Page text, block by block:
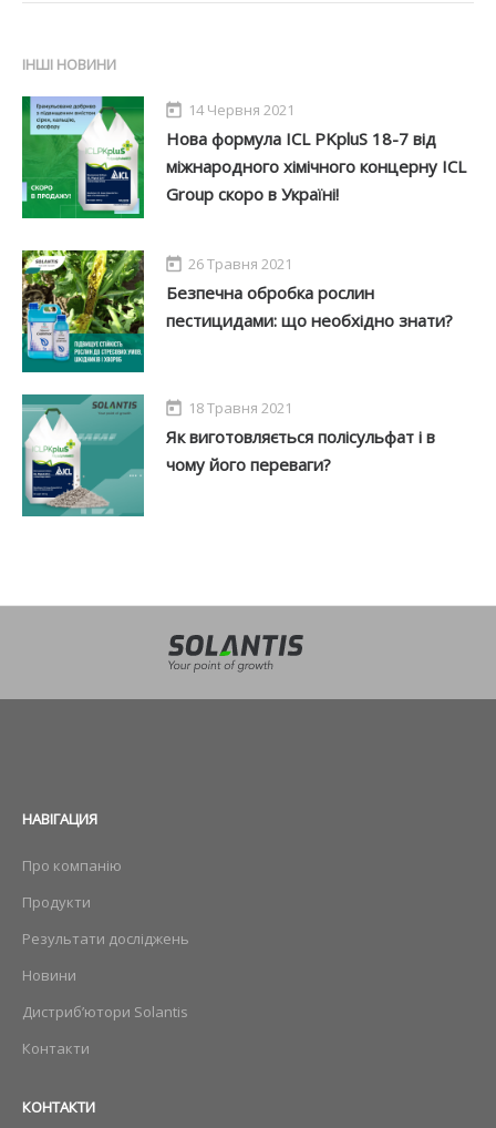
ІНШІ НОВИНИ
14 Червня 2021
Нова формула ICL PKpluS 18-7 від
міжнародного хімічного концерну ICL
Group скоро в Україні!
26 Травня 2021
Безпечна обробка рослин
пестицидами: що необхідно знати?
18 Травня 2021
Як виготовляється полісульфат і в
чому його переваги?
НАВIГАЦИЯ
Про компанію
Продукти
Результати досліджень
Новини
Дистриб’ютори Solantis
Контакти
КОНТАКТИ